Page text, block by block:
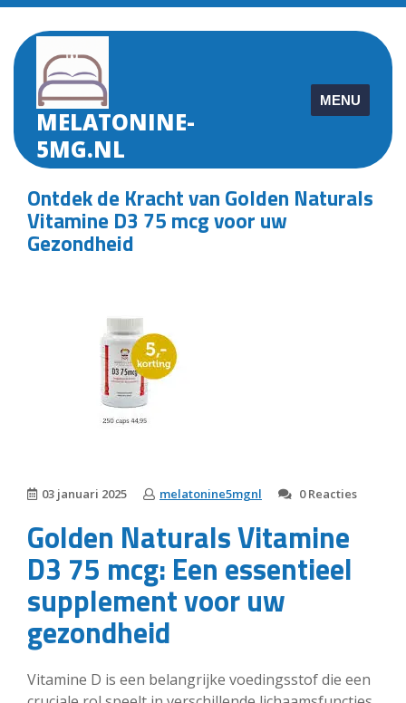
Skip
content
MELATONINE-
5MG.NL
MENU
Ontdek de Kracht van Golden Naturals
Vitamine D3 75 mcg voor uw
Gezondheid
03 januari 2025 melatonine5mgnl 0 Reacties
Golden Naturals Vitamine
D3 75 mcg: Een essentieel
supplement voor uw
gezondheid
Vitamine D is een belangrijke voedingsstof die een